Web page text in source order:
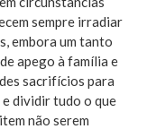
sempre irradiar
embora um tanto
apego à família e
sacrifícios para
dividir tudo o que
não serem